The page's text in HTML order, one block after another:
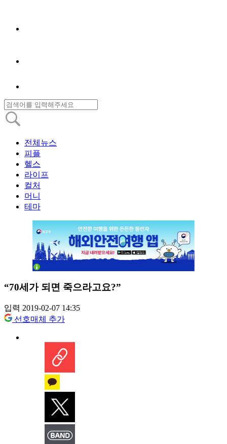
전체뉴스
피플
헬스
라이프
컬처
머니
테마
“70세가 되면 죽으라고요?”
입력 2019-02-07 14:35
선호매체 추가